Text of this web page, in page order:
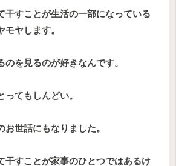
干すことが生活の一部になっている
ヤします。
を見るのが好きなんです。
てもしんどい。
お世話にもなりました。
干すことが家事のひとつではあるけ